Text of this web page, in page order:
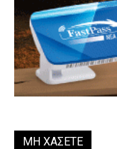
ΜΗ ΧΑΣΕΤΕ